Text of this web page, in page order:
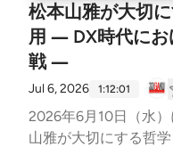
松本山雅が大切
用 ― DX時代にお
戦 ―
Jul 6, 2026 1:12:01
2026年6月10日（水
山雅が大切にする哲